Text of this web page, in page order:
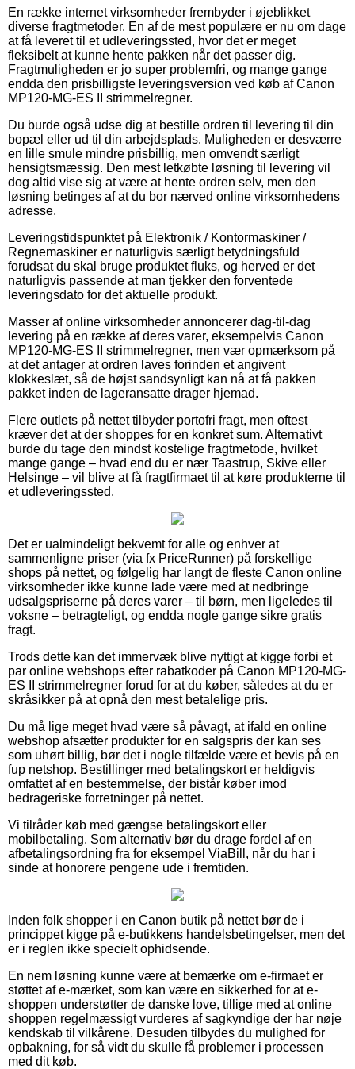
En række internet virksomheder frembyder i øjeblikket
diverse fragtmetoder. En af de mest populære er nu om dage
at få leveret til et udleveringssted, hvor det er meget
fleksibelt at kunne hente pakken når det passer dig.
Fragtmuligheden er jo super problemfri, og mange gange
endda den prisbilligste leveringsversion ved køb af Canon
MP120-MG-ES II strimmelregner.
Du burde også udse dig at bestille ordren til levering til din
bopæl eller ud til din arbejdsplads. Muligheden er desværre
en lille smule mindre prisbillig, men omvendt særligt
hensigtsmæssig. Den mest letkøbte løsning til levering vil
dog altid vise sig at være at hente ordren selv, men den
løsning betinges af at du bor nærved online virksomhedens
adresse.
Leveringstidspunktet på Elektronik / Kontormaskiner /
Regnemaskiner er naturligvis særligt betydningsfuld
forudsat du skal bruge produktet fluks, og herved er det
naturligvis passende at man tjekker den forventede
leveringsdato for det aktuelle produkt.
Masser af online virksomheder annoncerer dag-til-dag
levering på en række af deres varer, eksempelvis Canon
MP120-MG-ES II strimmelregner, men vær opmærksom på
at det antager at ordren laves forinden et angivent
klokkeslæt, så de højst sandsynligt kan nå at få pakken
pakket inden de lageransatte drager hjemad.
Flere outlets på nettet tilbyder portofri fragt, men oftest
kræver det at der shoppes for en konkret sum. Alternativt
burde du tage den mindst kostelige fragtmetode, hvilket
mange gange – hvad end du er nær Taastrup, Skive eller
Helsinge – vil blive at få fragtfirmaet til at køre produkterne til
et udleveringssted.
Det er ualmindeligt bekvemt for alle og enhver at
sammenligne priser (via fx PriceRunner) på forskellige
shops på nettet, og følgelig har langt de fleste Canon online
virksomheder ikke kunne lade være med at nedbringe
udsalgspriserne på deres varer – til børn, men ligeledes til
voksne – betragteligt, og endda nogle gange sikre gratis
fragt.
Trods dette kan det immervæk blive nyttigt at kigge forbi et
par online webshops efter rabatkoder på Canon MP120-MG-
ES II strimmelregner forud for at du køber, således at du er
skråsikker på at opnå den mest betalelige pris.
Du må lige meget hvad være så påvagt, at ifald en online
webshop afsætter produkter for en salgspris der kan ses
som uhørt billig, bør det i nogle tilfælde være et bevis på en
fup netshop. Bestillinger med betalingskort er heldigvis
omfattet af en bestemmelse, der bistår køber imod
bedrageriske forretninger på nettet.
Vi tilråder køb med gængse betalingskort eller
mobilbetaling. Som alternativ bør du drage fordel af en
afbetalingsordning fra for eksempel ViaBill, når du har i
sinde at honorere pengene ude i fremtiden.
Inden folk shopper i en Canon butik på nettet bør de i
princippet kigge på e-butikkens handelsbetingelser, men det
er i reglen ikke specielt ophidsende.
En nem løsning kunne være at bemærke om e-firmaet er
støttet af e-mærket, som kan være en sikkerhed for at e-
shoppen understøtter de danske love, tillige med at online
shoppen regelmæssigt vurderes af sagkyndige der har nøje
kendskab til vilkårene. Desuden tilbydes du mulighed for
opbakning, for så vidt du skulle få problemer i processen
med dit køb.